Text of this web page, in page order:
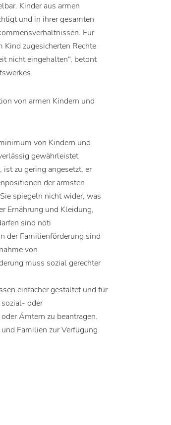
Kinder aus armen
und in ihrer gesamten
Für
zugesicherten Rechte
nicht eingehalten“, betont
von armen Kindern und
von Kindern und
gewährleistet
zu gering angesetzt, er
der ärmsten
spiegeln nicht wider, was
Ernährung und Kleidung,
sind nöti
der Familienförderung sind
von
muss sozial gerechter
einfacher gestaltet und für
oder
Ämtern zu beantragen.
Familien zur Verfügung